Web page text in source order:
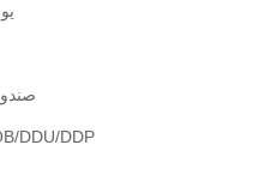
60-
DDU/DDP